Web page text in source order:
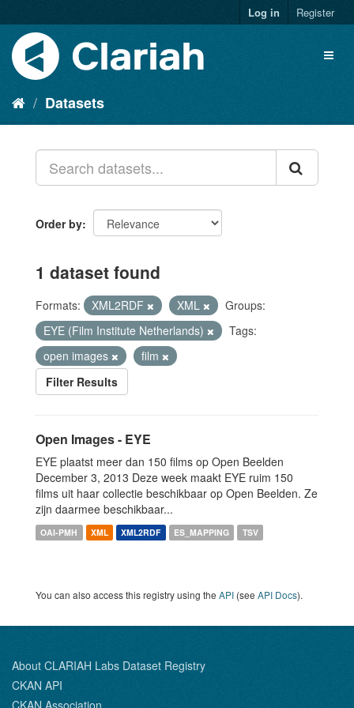
Log in Register
Datasets
Order by
1 dataset found
Formats: XML2RDF XML
Groups:
EYE (Film Institute Netherlands)
Tags:
open images
film
Filter Results
Open Images - EYE
EYE plaatst meer dan 150 films op Open Beelden
December 3, 2013 Deze week maakt EYE ruim 150
films uit haar collectie beschikbaar op Open Beelden. Ze
zijn daarmee beschikbaar...
OAI-PMH XML XML2RDF ES_MAPPING TSV
You can also access this registry using the API (see API Docs).
About CLARIAH Labs Dataset Registry
CKAN API
CKAN Association